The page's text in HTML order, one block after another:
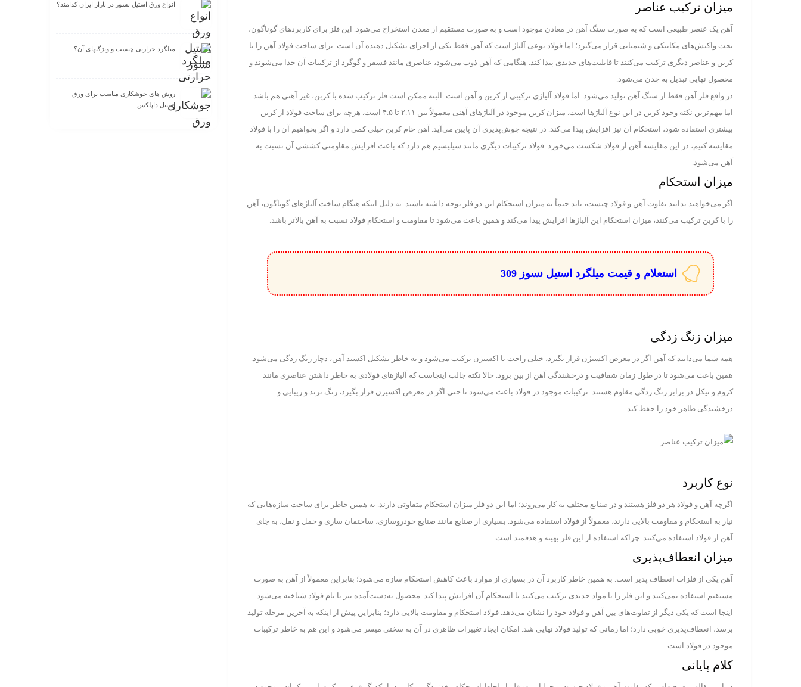
میزان ترکیب عناصر
آهن یک عنصر طبیعی است که به صورت سنگ آهن در معادن موجود است و به صورت مستقیم از معدن استخراج می‌شود. این فلز برای کاربردهای گوناگون،
تحت واکنش‌های مکانیکی و شیمیایی قرار می‌گیرد؛ اما فولاد نوعی آلیاژ است که آهن فقط یکی از اجزای تشکیل دهنده آن است. برای ساخت فولاد آهن را با
کربن و عناصر دیگری ترکیب می‌کنند تا قابلیت‌های جدیدی پیدا کند. هنگامی که آهن ذوب می‌شود، عناصری مانند فسفر و گوگرد از ترکیبات آن جدا می‌شوند و
محصول نهایی تبدیل به چدن می‌شود.
در واقع فلز آهن فقط از سنگ آهن تولید می‌شود. اما فولاد آلیاژی ترکیبی از کربن و آهن است. البته ممکن است فلز ترکیب شده با کربن، غیر آهنی هم باشد.
اما مهم‌ترین نکته وجود کربن در این نوع آلیاژ‌ها است. میزان کربن موجود در آلیاژ‌های آهنی معمولاً بین ۲.۱۱ تا ۴.۵ است. هرچه برای ساخت فولاد از کربن
بیشتری استفاده شود، استحکام آن نیز افزایش پیدا می‌کند. در نتیجه جوش‌پذیری آن پایین می‌آید. آهن خام کربن خیلی کمی دارد و اگر بخواهیم آن را با فولاد
مقایسه کنیم، در این مقایسه آهن از فولاد شکست می‌خورد. فولاد ترکیبات دیگری مانند سیلیسیم هم دارد که باعث افزایش مقاومتی کششی آن نسبت به
آهن می‌شود.
میزان استحکام
اگر می‌خواهید بدانید تفاوت آهن و فولاد چیست، باید حتماً به میزان استحکام این دو فلز توجه داشته باشید. به دلیل اینکه هنگام ساخت آلیاژ‌های گوناگون، آهن
را با کربن ترکیب می‌کنند، میزان استحکام این آلیاژ‌ها افزایش پیدا می‌کند و همین باعث می‌شود تا مقاومت و استحکام فولاد نسبت به آهن بالاتر باشد.
استعلام و قیمت میلگرد استیل نسوز 309
میزان زنگ زدگی
همه شما می‌دانید که آهن اگر در معرض اکسیژن قرار بگیرد، خیلی راحت با اکسیژن ترکیب می‌شود و به خاطر تشکیل اکسید آهن، دچار زنگ زدگی می‌شود.
همین باعث می‌شود تا در طول زمان شفافیت و درخشندگی آهن از بین برود. حالا نکته جالب اینجاست که آلیاژ‌های فولادی به خاطر داشتن عناصری مانند
کروم و نیکل در برابر زنگ زدگی مقاوم هستند. ترکیبات موجود در فولاد باعث می‌شود تا حتی اگر در معرض اکسیژن قرار بگیرد، زنگ نزند و زیبایی و
درخشندگی ظاهر خود را حفظ کند.
نوع کاربرد
اگرچه آهن و فولاد هر دو فلز هستند و در صنایع مختلف به کار می‌روند؛ اما این دو فلز میزان استحکام متفاوتی دارند. به همین خاطر برای ساخت سازه‌هایی که
نیاز به استحکام و مقاومت بالایی دارند، معمولاً از فولاد استفاده می‌شود. بسیاری از صنایع مانند صنایع خودروسازی، ساختمان سازی و حمل و نقل، به جای
آهن از فولاد استفاده می‌کنند. چراکه استفاده از این فلز بهینه و هدفمند است.
میزان انعطاف‌پذیری
آهن یکی از فلزات انعطاف پذیر است. به همین خاطر کاربرد آن در بسیاری از موارد باعث کاهش استحکام سازه می‌شود؛ بنابراین معمولاً از آهن به صورت
مستقیم استفاده نمی‌کنند و این فلز را با مواد جدیدی ترکیب می‌کنند تا استحکام آن افزایش پیدا کند. محصول به‌دست‌آمده نیز با نام فولاد شناخته می‌شود.
اینجا است که یکی دیگر از تفاوت‌های بین آهن و فولاد خود را نشان می‌دهد. فولاد استحکام و مقاومت بالایی دارد؛ بنابراین پیش از اینکه به آخرین مرحله تولید
برسد، انعطاف‌پذیری خوبی دارد؛ اما زمانی که تولید فولاد نهایی شد. امکان ایجاد تغییرات ظاهری در آن به سختی میسر می‌شود و این هم به خاطر ترکیبات
موجود در فولاد است.
کلام پایانی
انواع ورق استیل نسوز در بازار ایران کدامند؟
میلگرد حرارتی چیست و ویژگیهای آن؟
روش های جوشکاری مناسب برای ورق
استیل داپلکس